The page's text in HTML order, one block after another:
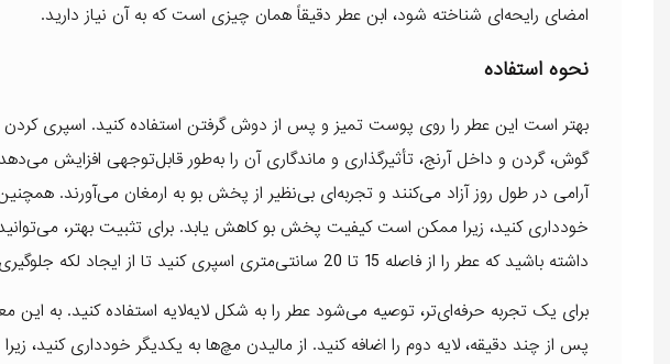
امضای رایحه‌ای شناخته شود، ابن عطر دقیقاً همان چیزی است که به آن نیاز دارید.
نحوه استفاده
بهتر است این عطر را روی پوست تمیز و پس از دوش گرفتن استفاده کنید. اسپری
گوش، گردن و داخل آرنج، تأثیرگذاری و ماندگاری آن را به‌طور قابل‌توجهی افزایش
آرامی در طول روز آزاد می‌کنند و تجربه‌ای بی‌نظیر از پخش بو به ارمغان می‌آورند.
خودداری کنید، زیرا ممکن است کیفیت پخش بو کاهش یابد. برای تثبیت بهتر،
داشته باشید که عطر را از فاصله 15 تا 20 سانتی‌متری اسپری کنید تا از ایجاد لکه جلوگیری شود.
برای یک تجربه حرفه‌ای‌تر، توصیه می‌شود عطر را به شکل لایه‌لایه استفاده کنید. به
پس از چند دقیقه، لایه دوم را اضافه کنید. از مالیدن مچ‌ها به یکدیگر خودداری کنید،